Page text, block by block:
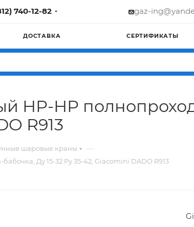
740-12-82 gaz-
ДОСТАВКА СЕРТИФИКАТЫ
НР-НР
R913
шаровые краны —
Ду 15-32 Ру 35-42, Giacomini DADO R913